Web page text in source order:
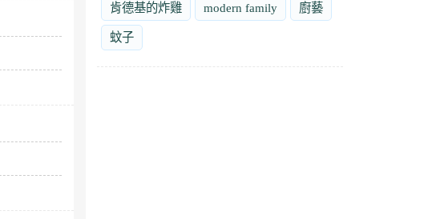
肯德基的炸雞 modern family 廚藝
蚊子